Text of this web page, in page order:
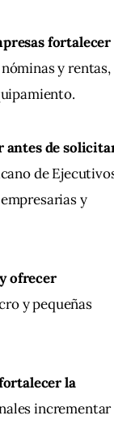
fortalecer
nóminas y
antes de
de
y
ofrecer
y pequeñas
la
incrementar